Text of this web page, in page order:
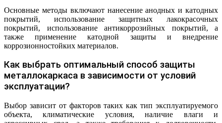
Основные методы включают нанесение анодных и катодных
покрытий, использование защитных лакокрасочных
покрытий, использование антикоррозийных покрытий, а
также применение катодной защиты и внедрение
коррозионностойких материалов.
Как выбрать оптимальный способ защиты
металлокаркаса в зависимости от условий
эксплуатации?
Выбор зависит от факторов таких как тип эксплуатируемого
объекта, климатические условия, наличие влаги и